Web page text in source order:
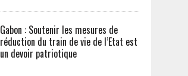
Gabon : Soutenir les mesures de
réduction du train de vie de l’Etat est
un devoir patriotique